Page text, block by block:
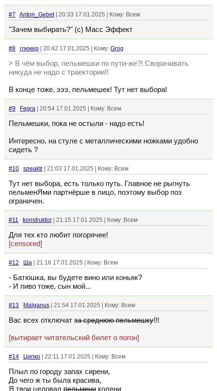
#7 Anton_Gebet| 20:33 17.01.2025 | Кому: Всем
"Зачем выбирать?" (с) Масс Эффект
#8 глюкер | 20:42 17.01.2025 | Кому: Grog
> В чём выбор, пельмешки по пути-же?! Сворачивать
никуда не надо с траектории!!
В конце тоже, эээ, пельмешек! Тут нет выбора!
#9 Fegra | 20:54 17.01.2025 | Кому: Всем
Пельмешки, пока не остыли - надо есть!
Интересно, на стуле с металлическими ножками удобно
сидеть ?
#10 speaktr | 21:03 17.01.2025 | Кому: Всем
Тут нет выбора, есть только путь. Главное не рыгнуть
пельменЯми партнёрше в лицо, поэтому выбор поз
ограничен.
#11 konstruktor | 21:15 17.01.2025 | Кому: Всем
Для тех кто любит погорячее!
[censored]
#12 Ща | 21:16 17.01.2025 | Кому: Всем
- Батюшка, вы будете вино или коньяк?
- И пиво тоже, сын мой...
#13 Malganus | 21:54 17.01.2025 | Кому: Всем
Вас всех отключат за среднюю пельмешку!!!
[вытирает читательский билет о погон]
#14 Ципко | 22:11 17.01.2025 | Кому: Всем
Плыл по городу запах сирени,
До чего ж ты была красива,
Я твои целовал пельмени колени